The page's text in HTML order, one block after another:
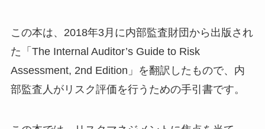
この本は、2018年3月に内部監査財団から出版され
た「The Internal Auditor’s Guide to Risk
Assessment, 2nd Edition」を翻訳したもので、内
部監査人がリスク評価を行うための手引書です。